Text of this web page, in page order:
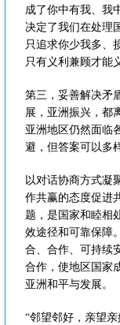
成了你中有我、我
决定了我们在处理
只追求你少我多、
只有义利兼顾才能
第三，妥善解决矛
展，亚洲振兴，都
亚洲地区仍然面临
避，但答案可以多
以对话协商方式凝
作共赢的态度促进
题，是国家和睦相
效途径和可靠保障
合、合作、可持续
合作，使地区国家
亚洲和平与发展。
“邻望邻好，亲望